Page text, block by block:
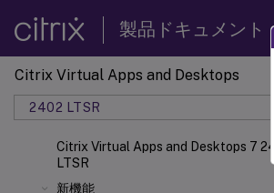
製品ドキュメント
Citrix Virtual Apps and Desktops
2402 LTSR
Citrix Virtual Apps and Desktops 7
LTSR
新機能